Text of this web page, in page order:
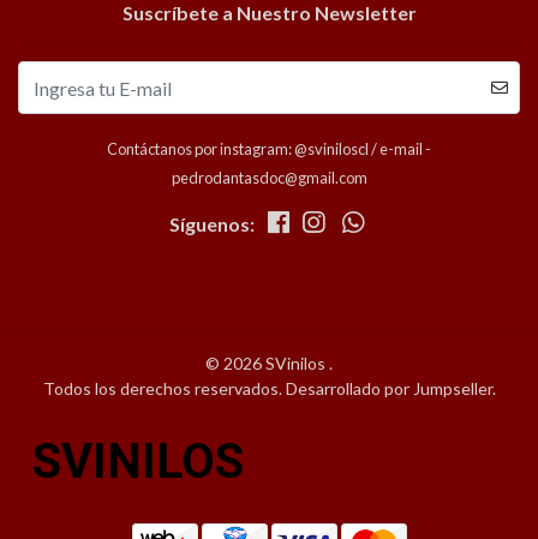
Suscríbete a Nuestro Newsletter
Contáctanos por instagram: @sviniloscl / e-mail -
pedrodantasdoc@gmail.com
Síguenos:
© 2026 SVinilos .
Todos los derechos reservados.Desarrollado por Jumpseller.
SVINILOS